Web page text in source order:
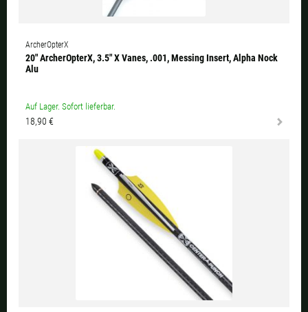
ArcherOpterX
20" ArcherOpterX, 3.5" X Vanes, .001, Messing Insert, Alpha Nock
Alu
Auf Lager. Sofort lieferbar.
18,90 €